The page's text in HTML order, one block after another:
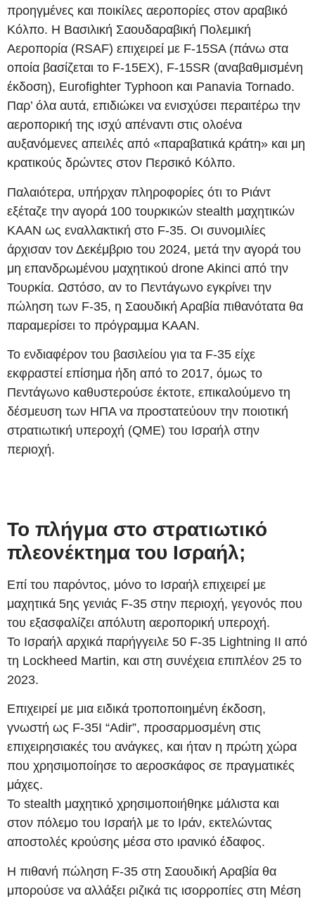
προηγμένες και ποικίλες αεροπορίες στον αραβικό
Κόλπο. Η Βασιλική Σαουδαραβική Πολεμική
Αεροπορία (RSAF) επιχειρεί με F-15SA (πάνω στα
οποία βασίζεται το F-15EX), F-15SR (αναβαθμισμένη
έκδοση), Eurofighter Typhoon και Panavia Tornado.
Παρ’ όλα αυτά, επιδιώκει να ενισχύσει περαιτέρω την
αεροπορική της ισχύ απέναντι στις ολοένα
αυξανόμενες απειλές από «παραβατικά κράτη» και μη
κρατικούς δρώντες στον Περσικό Κόλπο.
Παλαιότερα, υπήρχαν πληροφορίες ότι το Ριάντ
εξέταζε την αγορά 100 τουρκικών stealth μαχητικών
KAAN ως εναλλακτική στο F-35. Οι συνομιλίες
άρχισαν τον Δεκέμβριο του 2024, μετά την αγορά του
μη επανδρωμένου μαχητικού drone Akinci από την
Τουρκία. Ωστόσο, αν το Πεντάγωνο εγκρίνει την
πώληση των F-35, η Σαουδική Αραβία πιθανότατα θα
παραμερίσει το πρόγραμμα KAAN.
Το ενδιαφέρον του βασιλείου για τα F-35 είχε
εκφραστεί επίσημα ήδη από το 2017, όμως το
Πεντάγωνο καθυστερούσε έκτοτε, επικαλούμενο τη
δέσμευση των ΗΠΑ να προστατεύουν την ποιοτική
στρατιωτική υπεροχή (QME) του Ισραήλ στην
περιοχή.
Το πλήγμα στο στρατιωτικό
πλεονέκτημα του Ισραήλ;
Επί του παρόντος, μόνο το Ισραήλ επιχειρεί με
μαχητικά 5ης γενιάς F-35 στην περιοχή, γεγονός που
του εξασφαλίζει απόλυτη αεροπορική υπεροχή.
Το Ισραήλ αρχικά παρήγγειλε 50 F-35 Lightning II από
τη Lockheed Martin, και στη συνέχεια επιπλέον 25 το
2023.
Επιχειρεί με μια ειδικά τροποποιημένη έκδοση,
γνωστή ως F-35I “Adir”, προσαρμοσμένη στις
επιχειρησιακές του ανάγκες, και ήταν η πρώτη χώρα
που χρησιμοποίησε το αεροσκάφος σε πραγματικές
μάχες.
Το stealth μαχητικό χρησιμοποιήθηκε μάλιστα και
στον πόλεμο του Ισραήλ με το Ιράν, εκτελώντας
αποστολές κρούσης μέσα στο ιρανικό έδαφος.
Η πιθανή πώληση F-35 στη Σαουδική Αραβία θα
μπορούσε να αλλάξει ριζικά τις ισορροπίες στη Μέση